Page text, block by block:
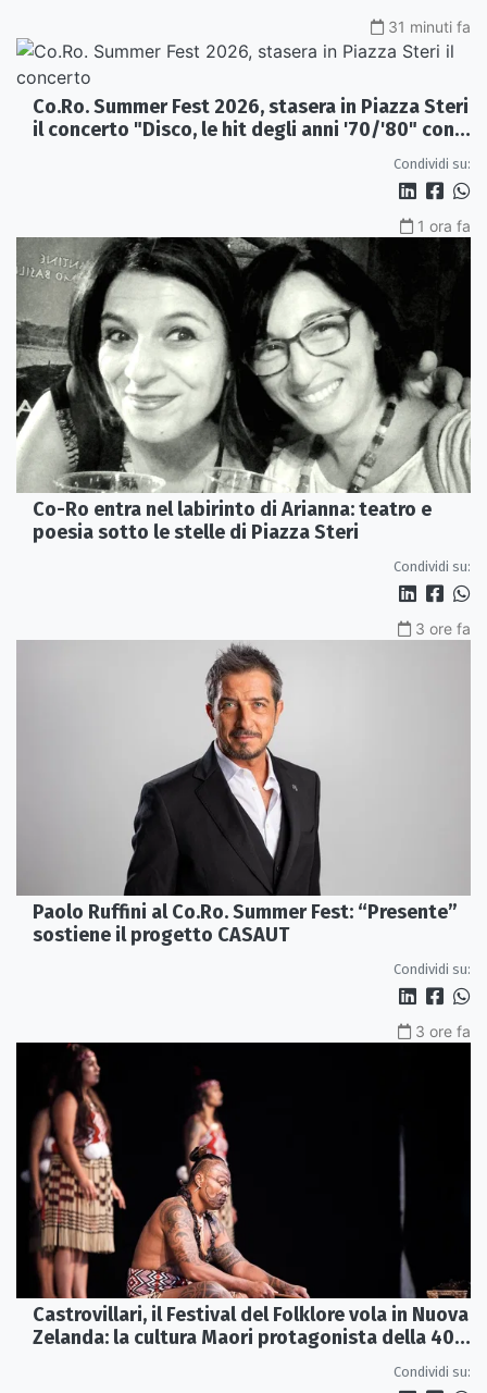
31 minuti fa
Co.Ro. Summer Fest 2026, stasera in Piazza Steri
il concerto "Disco, le hit degli anni '70/'80" con
Condividi su:
1 ora fa
Co-Ro entra nel labirinto di Arianna: teatro e
poesia sotto le stelle di Piazza Steri
Condividi su:
3 ore fa
Paolo Ruffini al Co.Ro. Summer Fest: “Presente”
sostiene il progetto CASAUT
Condividi su:
3 ore fa
Castrovillari, il Festival del Folklore vola in Nuova
Zelanda: la cultura Maori protagonista della 40ª
Condividi su: